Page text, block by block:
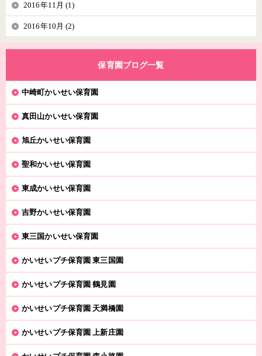
2016年11月 (1)
2016年10月 (2)
保育園ブログ一覧
中崎町かいせい保育園
真田山かいせい保育園
旭丘かいせい保育園
聖和かいせい保育園
東成かいせい保育園
吉野かいせい保育園
東三国かいせい保育園
かいせいプチ保育園 東三国園
かいせいプチ保育園 鶴見園
かいせいプチ保育園 天満橋園
かいせいプチ保育園 上新庄園